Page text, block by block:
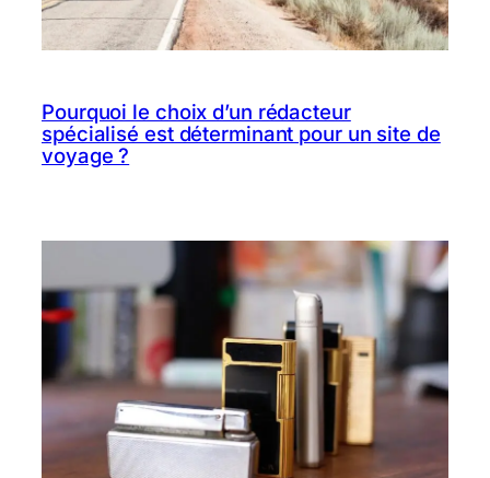
Pourquoi le choix d’un rédacteur
spécialisé est déterminant pour un site de
voyage ?